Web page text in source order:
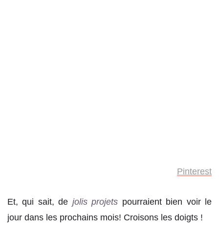
Pinterest
Et, qui sait, de jolis projets pourraient bien voir le
jour dans les prochains mois! Croisons les doigts !